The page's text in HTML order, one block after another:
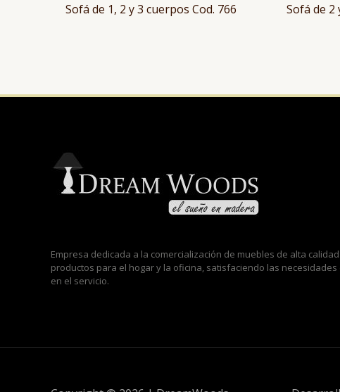
Sofá de 1, 2 y 3 cuerpos Cod. 766 Sofá de 2
Empresa dedicada a la comercialización de muebles de alta
productos para el hogar y la oficina, satisfaciendo las
en el servicio.